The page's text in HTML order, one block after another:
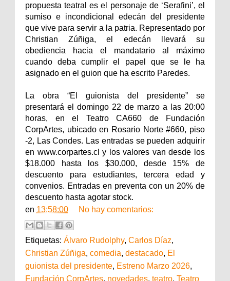
propuesta teatral es el personaje de ‘Serafini’, el
sumiso e incondicional edecán del presidente
que vive para servir a la patria. Representado por
Christian Zúñiga, el edecán llevará su
obediencia hacia el mandatario al máximo
cuando deba cumplir el papel que se le ha
asignado en el guion que ha escrito Paredes.
La obra “El guionista del presidente” se
presentará el domingo 22 de marzo a las 20:00
horas, en el Teatro CA660 de Fundación
CorpArtes, ubicado en Rosario Norte #660, piso
-2, Las Condes. Las entradas se pueden adquirir
en www.corpartes.cl y los valores van desde los
$18.000 hasta los $30.000, desde 15% de
descuento para estudiantes, tercera edad y
convenios. Entradas en preventa con un 20% de
descuento hasta agotar stock.
en 13:58:00 No hay comentarios:
Etiquetas: Álvaro Rudolphy, Carlos Díaz,
Christian Zúñiga, comedia, destacado, El
guionista del presidente, Estreno Marzo 2026,
Fundación CorpArtes, novedades, teatro, Teatro